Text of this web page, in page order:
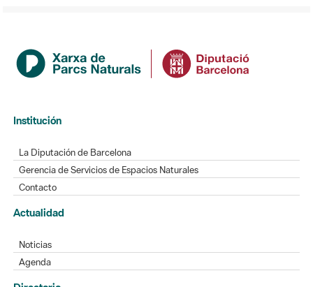
Institución
La Diputación de Barcelona
Gerencia de Servicios de Espacios Naturales
Contacto
Actualidad
Noticias
Agenda